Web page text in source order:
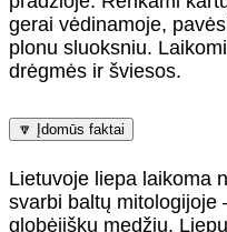
gerai vėdinamoje,
plonu sluoksniu.
drėgmės ir šviesos.
🔽 Įdomūs faktai
Lietuvoje liepa laikoma
svarbi baltų mitologijoje
globėjišku medžiu.